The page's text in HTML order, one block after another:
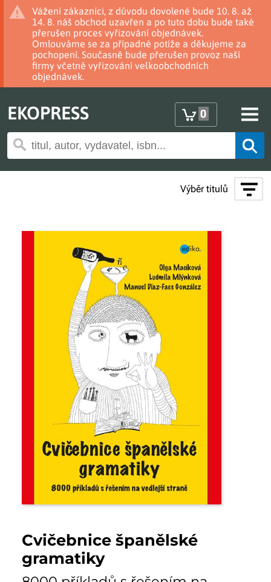
Vážení zákazníci, z důvodu dovolené bude 10. 8. až
14. 8. náš obchod uzavřen a po tuto dobu bude také
přerušen proces vyřizování objednávek.
Omlouváme se za případné potíže a děkujeme za
pochopení. Současně bude přerušen provoz naší
firmy včetně vyřizování velkoobchodních
objednávek.
EKOPRESS 0
Výběr titulů
Cvičebnice španělské
gramatiky